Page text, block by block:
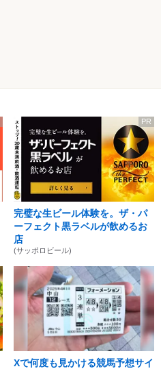
PR
完璧な生ビール体験を。ザ・パ
ーフェクト黒ラベルが飲めるお
店
(サッポロビール)
Xで何度も見かける競馬予想サイ